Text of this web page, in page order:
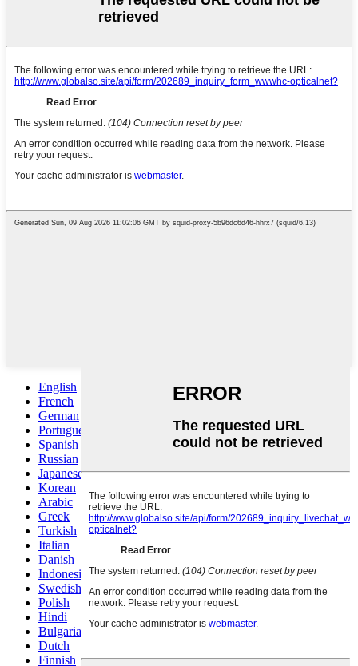
English
French
German
Portuguese
Spanish
Russian
Japanese
Korean
Arabic
Greek
Turkish
Italian
Danish
Indonesian
Swedish
Polish
Hindi
Bulgarian
Dutch
Finnish